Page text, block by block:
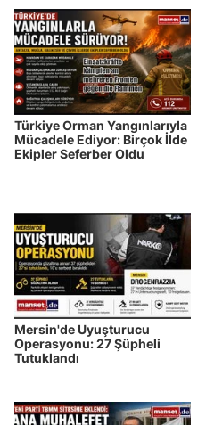
Türkiye Orman Yangınlarıyla
Mücadele Ediyor: Birçok İlde
Ekipler Seferber Oldu
Mersin'de Uyuşturucu
Operasyonu: 27 Şüpheli
Tutuklandı